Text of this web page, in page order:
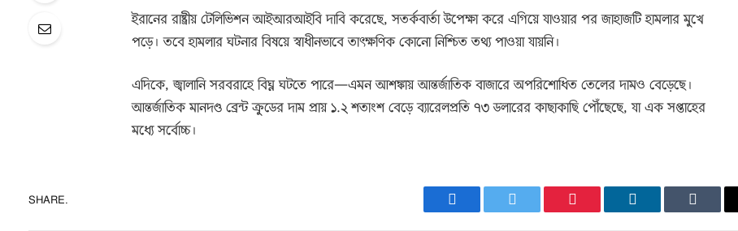
ইরানের রাষ্ট্রীয় টেলিভিশন আইআরআইবি দাবি করেছে, সতর্কবার্তা উপেক্ষা করে এগিয়ে যাওয়ার পর জাহাজটি হামলার মুখে
পড়ে। তবে হামলার ঘটনার বিষয়ে স্বাধীনভাবে তাৎক্ষণিক কোনো নিশ্চিত তথ্য পাওয়া যায়নি।
এদিকে, জ্বালানি সরবরাহে বিঘ্ন ঘটতে পারে—এমন আশঙ্কায় আন্তর্জাতিক বাজারে অপরিশোধিত তেলের দামও বেড়েছে।
আন্তর্জাতিক মানদণ্ড ব্রেন্ট ক্রুডের দাম প্রায় ১.২ শতাংশ বেড়ে ব্যারেলপ্রতি ৭৩ ডলারের কাছাকাছি পৌঁছেছে, যা এক সপ্তাহের
মধ্যে সর্বোচ্চ।
SHARE.
FacebookTwitter PinterestLinkedIn Tumblr